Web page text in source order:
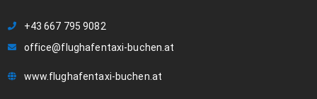
+43 667 795 9082
office@flughafentaxi-buchen.at
www.flughafentaxi-buchen.at